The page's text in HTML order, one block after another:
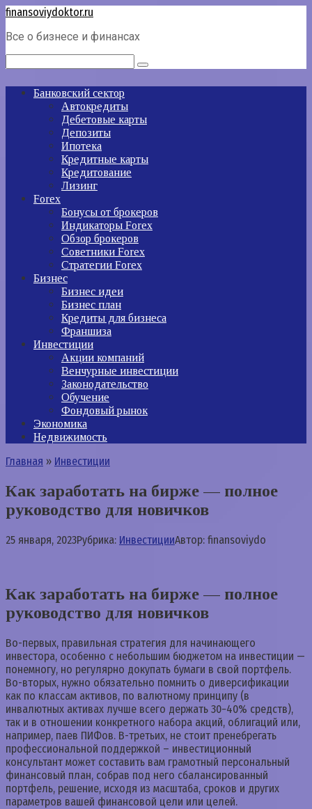
Перейти
контенту
finansoviydoktor.ru
Все о бизнесе и финансах
Банковский сектор
Автокредиты
Дебетовые карты
Депозиты
Ипотека
Кредитные карты
Кредитование
Лизинг
Forex
Бонусы от брокеров
Индикаторы Forex
Обзор брокеров
Советники Forex
Стратегии Forex
Бизнес
Бизнес идеи
Бизнес план
Кредиты для бизнеса
Франшиза
Инвестиции
Акции компаний
Венчурные инвестиции
Законодательство
Обучение
Фондовый рынок
Экономика
Недвижимость
Главная » Инвестиции
Как заработать на бирже — полное
руководство для новичков
25 января, 2023Рубрика: ИнвестицииАвтор: finansoviydo
Как заработать на бирже — полное
руководство для новичков
Во-первых, правильная стратегия для начинающего
инвестора, особенно с небольшим бюджетом на инвестиции —
понемногу, но регулярно докупать бумаги в свой портфель.
Во-вторых, нужно обязательно помнить о диверсификации
как по классам активов, по валютному принципу (в
инвалютных активах лучше всего держать 30−40% средств),
так и в отношении конкретного набора акций, облигаций или,
например, паев ПИФов. В-третьих, не стоит пренебрегать
профессиональной поддержкой – инвестиционный
консультант может составить вам грамотный персональный
финансовый план, собрав под него сбалансированный
портфель, решение, исходя из масштаба, сроков и других
параметров вашей финансовой цели или целей.